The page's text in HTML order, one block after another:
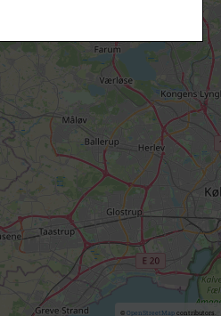
© OpenStreetMapcontributors.